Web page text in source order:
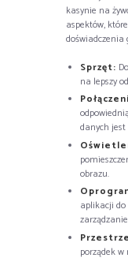
kasynie na
aspektów,
doświadczenia
Sprzęt:
na lepszy
danych jest
obrazu.
aplikacji
porządek